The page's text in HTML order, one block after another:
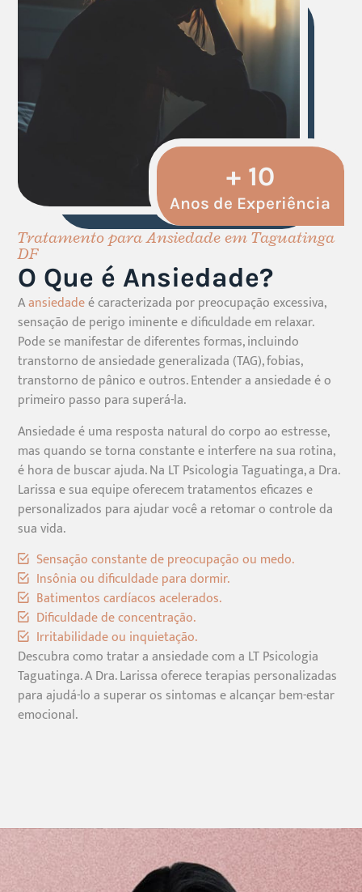
+ 10
Anos de Experiência
Tratamento para Ansiedade em Taguatinga
DF
O Que é Ansiedade?
Aansiedadeé caracterizada por preocupação excessiva,
sensação de perigo iminente e dificuldade em relaxar.
Pode se manifestar de diferentes formas, incluindo
transtorno de ansiedade generalizada (TAG), fobias,
transtorno de pânico e outros. Entender a ansiedade é o
primeiro passo para superá-la.
Ansiedade é uma resposta natural do corpo ao estresse,
mas quando se torna constante e interfere na sua rotina,
é hora de buscar ajuda. Na LT Psicologia Taguatinga, a Dra.
Larissa e sua equipe oferecem tratamentos eficazes e
personalizados para ajudar você a retomar o controle da
sua vida.
Sensação constante de preocupação ou medo.
Insônia ou dificuldade para dormir.
Batimentos cardíacos acelerados.
Dificuldade de concentração.
Irritabilidade ou inquietação.
Descubra como tratar a ansiedade com a LT Psicologia
Taguatinga. A Dra. Larissa oferece terapias personalizadas
para ajudá-lo a superar os sintomas e alcançar bem-estar
emocional.